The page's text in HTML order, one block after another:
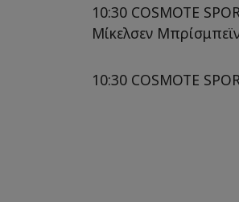
10:30 COSMOTE
Μίκελσεν
10:30 COSMOTE